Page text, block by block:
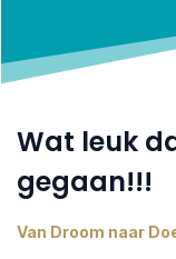
Wat leuk
gegaan!!!
Van Droom naar